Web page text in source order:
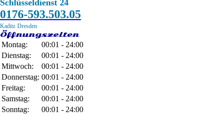
Schlüsseldienst 24
0176-593.503.05
Kaditz Dresden
Öffnungszeiten
Montag:
00:01 - 24:00
Dienstag:
00:01 - 24:00
Mittwoch:
00:01 - 24:00
Donnerstag: 00:01 - 24:00
Freitag:
00:01 - 24:00
Samstag:
00:01 - 24:00
Sonntag:
00:01 - 24:00